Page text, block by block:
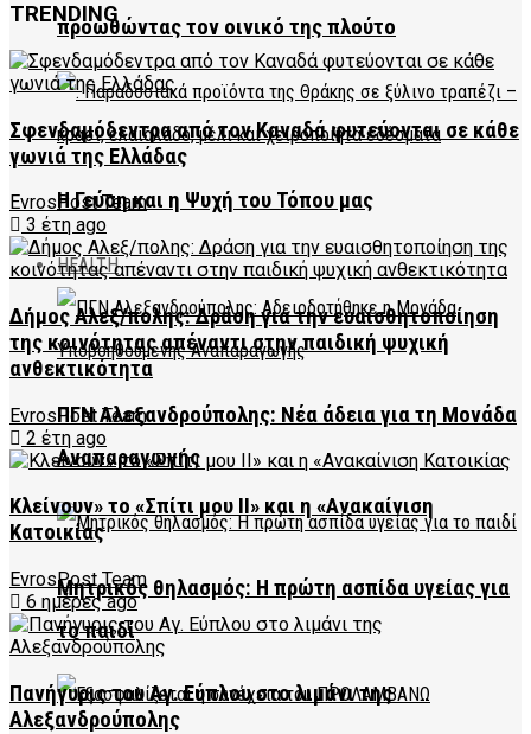
προωθώντας τον οινικό της πλούτο
Η Γεύση και η Ψυχή του Τόπου μας
HEALTH
ΠΓΝ Αλεξανδρούπολης: Νέα άδεια για τη Μονάδα
Αναπαραγωγής
Μητρικός θηλασμός: Η πρώτη ασπίδα υγείας για
το παιδί
TRENDING
Σφενδαμόδεντρα από τον Καναδά φυτεύονται σε κάθε
γωνιά της Ελλάδας
EvrosPost Team
3 έτη ago
Δήμος Αλεξ/πολης: Δράση για την ευαισθητοποίηση
της κοινότητας απέναντι στην παιδική ψυχική
ανθεκτικότητα
EvrosPost Team
2 έτη ago
Κλείνουν» το «Σπίτι μου ΙΙ» και η «Ανακαίνιση
Κατοικίας
EvrosPost Team
6 ημέρες ago
Πανήγυρις του Αγ. Εύπλου στο λιμάνι της
Αλεξανδρούπολης